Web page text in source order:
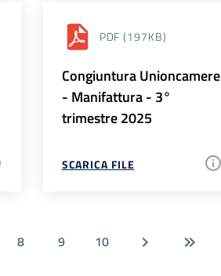
PDF (197KB)
Congiuntura Unioncamere
- Manifattura - 3°
trimestre 2025
SCARICA FILE
8 9 10